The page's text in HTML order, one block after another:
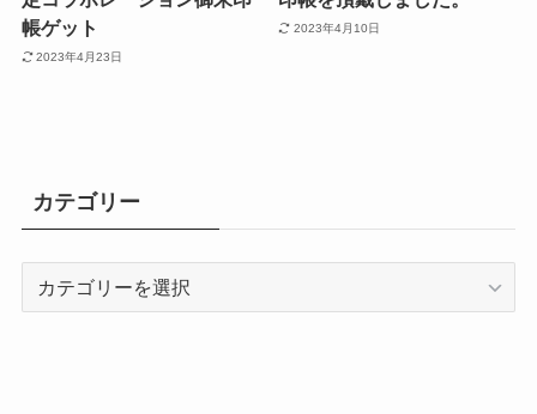
帳ゲット
2023年4月23日
2023年4月10日
カテゴリー